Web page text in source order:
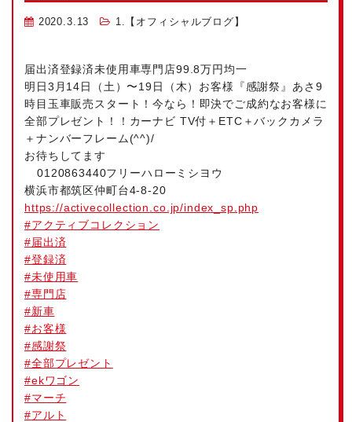
2020.3.13 1.【オフィシャルブログ】
届出済登録済未使用車専門店99.8万円均一
明日3月14日（土）〜19日（木）お客様『感謝祭』あさ9
時目玉車販売スタート！今なら！即決でご成約なお客様に
全部プレゼント！！カーナビ TV付＋ETC＋バックカメラ
＋ナンバーフレーム(^^)/
お待ちしてます
0120863440フリーハローミシヨウ
横浜市都筑区仲町台4-8-20
https://activecollection.co.jp/index_sp.php
#アクティブコレクション
#届出済
#登録済
#未使用車
#専門店
#新車
#お客様
#感謝祭
#全部プレゼント
#ekワゴン
#マーチ
#アルト